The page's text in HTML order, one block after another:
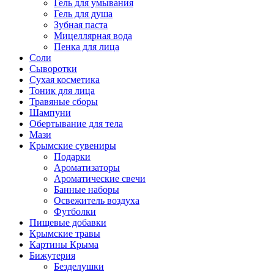
Гель для умывания
Гель для душа
Зубная паста
Мицеллярная вода
Пенка для лица
Соли
Сыворотки
Сухая косметика
Тоник для лица
Травяные сборы
Шампуни
Обертывание для тела
Мази
Крымские сувениры
Подарки
Ароматизаторы
Ароматические свечи
Банные наборы
Освежитель воздуха
Футболки
Пищевые добавки
Крымские травы
Картины Крыма
Бижутерия
Безделушки